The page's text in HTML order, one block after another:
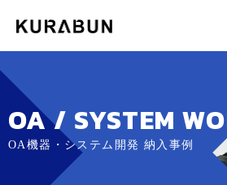
OA / SYSTEM
OA機器・システム開発 納入事例